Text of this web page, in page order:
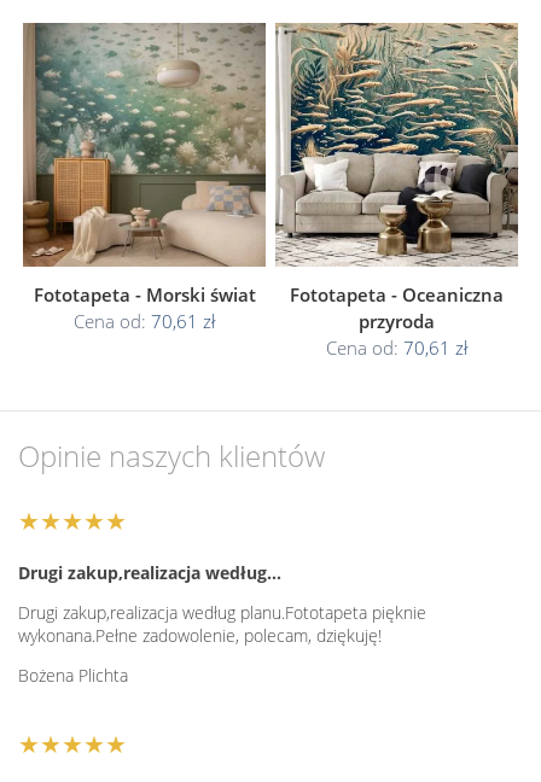
Fototapeta - Morski świat
Cena od: 70,61 zł
Fototapeta - Oceaniczna
przyroda
Cena od: 70,61 zł
Opinie naszych klientów
★★★★★
Drugi zakup,realizacja według…
Drugi zakup,realizacja według planu.Fototapeta pięknie
wykonana.Pełne zadowolenie, polecam, dziękuję!
Bożena Plichta
★★★★★